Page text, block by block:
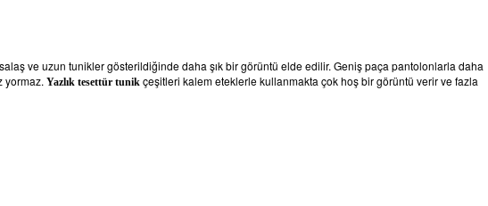
ve uzun tunikler gösterildiğinde daha şık bir görüntü elde edilir. Geniş paça pantolonlarla daha
yormaz. Yazlık tesettür tunik çeşitleri kalem eteklerle kullanmakta çok hoş bir görüntü verir ve fazla